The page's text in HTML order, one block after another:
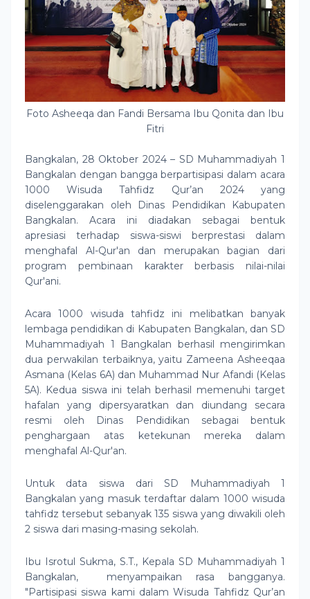
Foto Asheeqa dan Fandi Bersama Ibu Qonita dan Ibu
Fitri
Bangkalan, 28 Oktober 2024 – SD Muhammadiyah 1
Bangkalan dengan bangga berpartisipasi dalam acara
1000 Wisuda Tahfidz Qur’an 2024 yang
diselenggarakan oleh Dinas Pendidikan Kabupaten
Bangkalan. Acara ini diadakan sebagai bentuk
apresiasi terhadap siswa-siswi berprestasi dalam
menghafal Al-Qur'an dan merupakan bagian dari
program pembinaan karakter berbasis nilai-nilai
Qur'ani.
Acara 1000 wisuda tahfidz ini melibatkan banyak
lembaga pendidikan di Kabupaten Bangkalan, dan SD
Muhammadiyah 1 Bangkalan berhasil mengirimkan
dua perwakilan terbaiknya, yaitu Zameena Asheeqaa
Asmana (Kelas 6A) dan Muhammad Nur Afandi (Kelas
5A). Kedua siswa ini telah berhasil memenuhi target
hafalan yang dipersyaratkan dan diundang secara
resmi oleh Dinas Pendidikan sebagai bentuk
penghargaan atas ketekunan mereka dalam
menghafal Al-Qur'an.
Untuk data siswa dari SD Muhammadiyah 1
Bangkalan yang masuk terdaftar dalam 1000 wisuda
tahfidz tersebut sebanyak 135 siswa yang diwakili oleh
2 siswa dari masing-masing sekolah.
Ibu Isrotul Sukma, S.T., Kepala SD Muhammadiyah 1
Bangkalan, menyampaikan rasa bangganya.
"Partisipasi siswa kami dalam Wisuda Tahfidz Qur’an